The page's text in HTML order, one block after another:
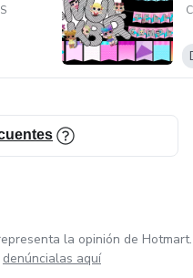
descubre cómo mis
tus proyectos a un
en mi tienda en
la opinión de Hotmart.
denúncialas aquí